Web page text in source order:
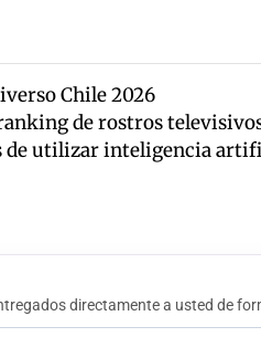
Chile 2026
de rostros
de utilizar inteligencia
directamente a usted de